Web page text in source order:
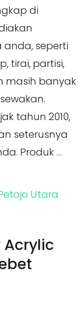
di
seperti
tirai, partisi,
masih banyak
tahun 2010,
seterusnya
Produk …
Acrylic